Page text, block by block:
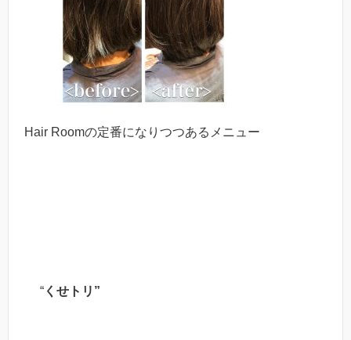
Hair Roomの定番になりつつあるメニュー
“ くせトリ”